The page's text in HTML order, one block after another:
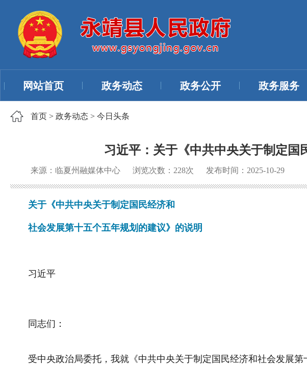
网站首页 政务动态 政务公开 政务服务
首页 > 政务动态 > 今日头条
习近平：关于《中共中央关于制定国
来源：临夏州融媒体中心 浏览次数： 228次 发布时间：2025-10-29
关于《中共中央关于制定国民经济和
社会发展第十五个五年规划的建议》的说明
习近平
同志们：
受中央政治局委托，我就《中共中央关于制定国民经济和社会发展